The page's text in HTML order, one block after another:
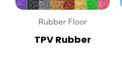
Rubber Floor
TPV Rubber